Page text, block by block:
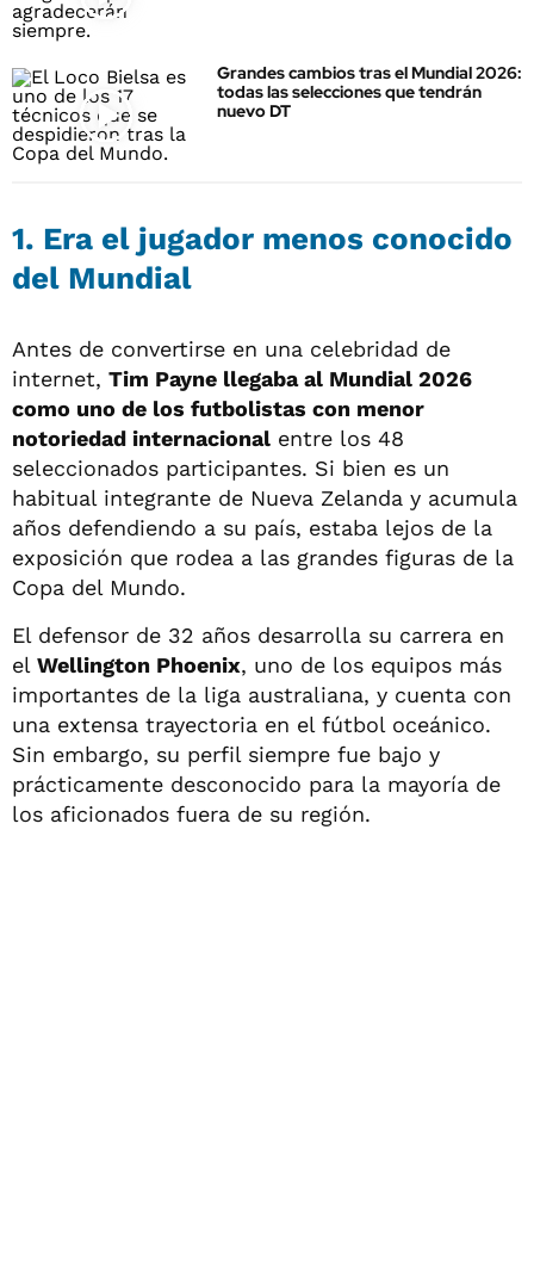
Grandes cambios tras el Mundial 2026:
todas las selecciones que tendrán
nuevo DT
1. Era el jugador menos conocido
del Mundial
Antes de convertirse en una celebridad de
internet, Tim Payne llegaba al Mundial 2026
como uno de los futbolistas con menor
notoriedad internacional entre los 48
seleccionados participantes. Si bien es un
habitual integrante de Nueva Zelanda y acumula
años defendiendo a su país, estaba lejos de la
exposición que rodea a las grandes figuras de la
Copa del Mundo.
El defensor de 32 años desarrolla su carrera en
el Wellington Phoenix, uno de los equipos más
importantes de la liga australiana, y cuenta con
una extensa trayectoria en el fútbol oceánico.
Sin embargo, su perfil siempre fue bajo y
prácticamente desconocido para la mayoría de
los aficionados fuera de su región.